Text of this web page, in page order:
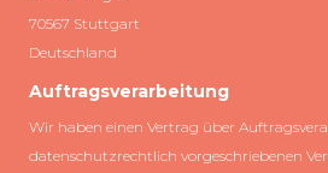
70567 Stuttgart
Deutschland
Auftragsverarbeitung
Wir haben einen Vertrag über
datenschutzrechtlich vorgeschriebenen